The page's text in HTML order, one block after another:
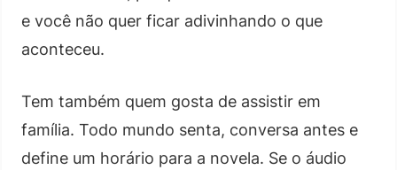
e você não quer ficar adivinhando o que
aconteceu.
Tem também quem gosta de assistir em
família. Todo mundo senta, conversa antes e
define um horário para a novela. Se o áudio